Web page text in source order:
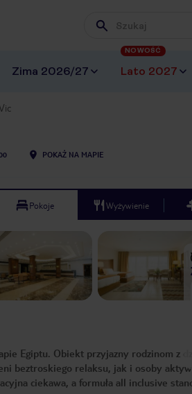
Wpisz frazę, której
Zima 2026/27 Lato 2027
NOWOŚĆ
POKAŻ NA MAPIE
Pokoje Wyżywienie
Wyjątkowy
Bardzo dobry hotel,jedzenie w
ok. Codziennie były zapewnione
atrakcje. Z czystym sumieniem mogę
polecić ten hotel.
Egiptu. Obiekt przyjazny rodzinom z
beztroskiego relaksu, jak i osoby
ciekawa, a formuła all inclusive